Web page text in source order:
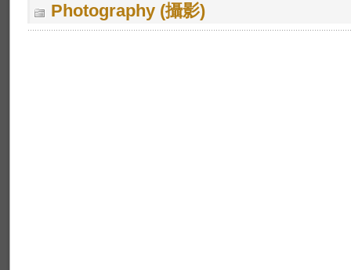
Photography (攝影)